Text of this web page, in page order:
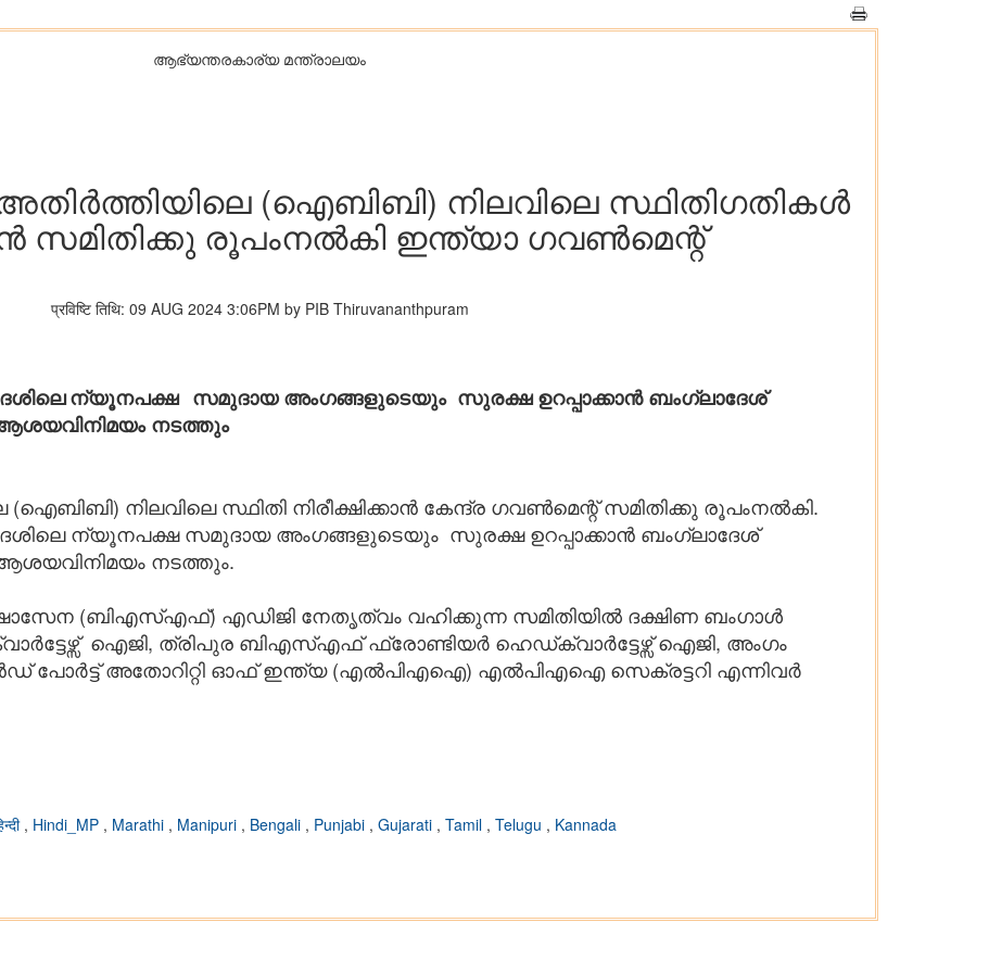
ആഭ്യന്തരകാര്യ മന്ത്രാലയം
(ഐബിബി) നിലവിലെ സ്ഥിതിഗതികൾ
സമിതിക്കു രൂപംനൽകി ഇന്ത്യാ ഗവൺമെന്റ്
प्रविष्टि तिथि: 09 AUG 2024 3:06PM by PIB Thiruvananthpuram
ന്യൂനപക്ഷ സമുദായ അംഗങ്ങളുടെയും സുരക്ഷ ഉറപ്പാക്കാൻ ബംഗ്ലാദേശ്
നടത്തും
നിലവിലെ സ്ഥിതി നിരീക്ഷിക്കാൻ കേന്ദ്ര ഗവൺമെന്റ് സമിതിക്കു രൂപംനൽകി.
ന്യൂനപക്ഷ സമുദായ അംഗങ്ങളുടെയും സുരക്ഷ ഉറപ്പാക്കാൻ ബംഗ്ലാദേശ്
നടത്തും.
(ബിഎസ്എഫ്) എഡിജി നേതൃത്വം വഹിക്കുന്ന സമിതിയിൽ ദക്ഷിണ ബംഗാൾ
ഐജി, ത്രിപുര ബിഎസ്എഫ് ഫ്രോണ്ടിയർ ഹെഡ്ക്വാർട്ടേഴ്സ് ഐജി, അംഗം
അതോറിറ്റി ഓഫ് ഇന്ത്യ (എൽപിഎഐ) എൽപിഎഐ സെക്രട്ടറി എന്നിവർ
, Hindi_MP , Marathi , Manipuri , Bengali , Punjabi , Gujarati , Tamil , Telugu , Kannada